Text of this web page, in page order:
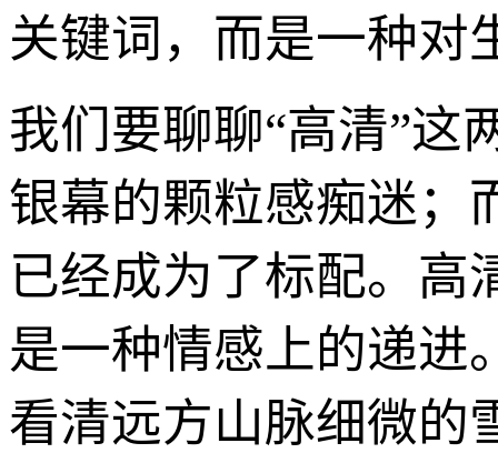
关键词，而是一种对
我们要聊聊“高清”这
银幕的颗粒感痴迷；
已经成为了标配。高
是一种情感上的递进
看清远方山脉细微的